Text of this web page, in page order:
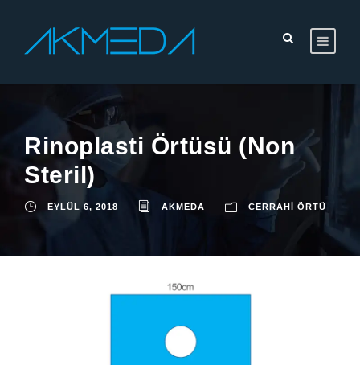
Rinoplasti Örtüsü (Non
Steril)
EYLÜL 6, 2018 AKMEDA CERRAHI ÖRTÜ